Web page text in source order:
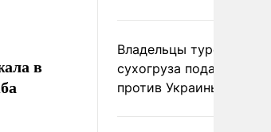
в
Владельцы турецкого
сухогруза подадут иск
против Украины в Гаагу